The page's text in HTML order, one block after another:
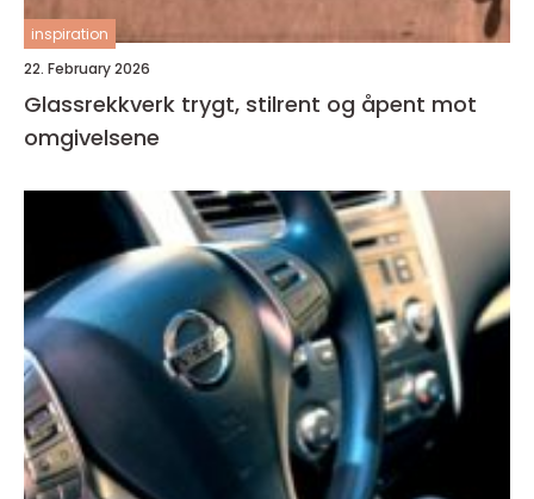
inspiration
22. February 2026
Glassrekkverk trygt, stilrent og åpent mot
omgivelsene